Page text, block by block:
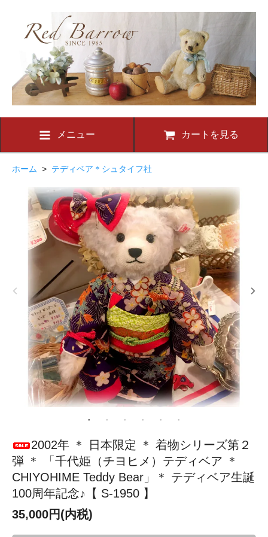
メニュー カートを見る
ホーム > テディベア＊シュタイフ社
2002年 ＊ 日本限定 ＊ 着物シリーズ第２
弾 ＊ 「千代姫（チヨヒメ）テディベア ＊
CHIYOHIME Teddy Bear」＊ テディベア生誕
100周年記念♪【 S-1950 】
35,000円(内税)